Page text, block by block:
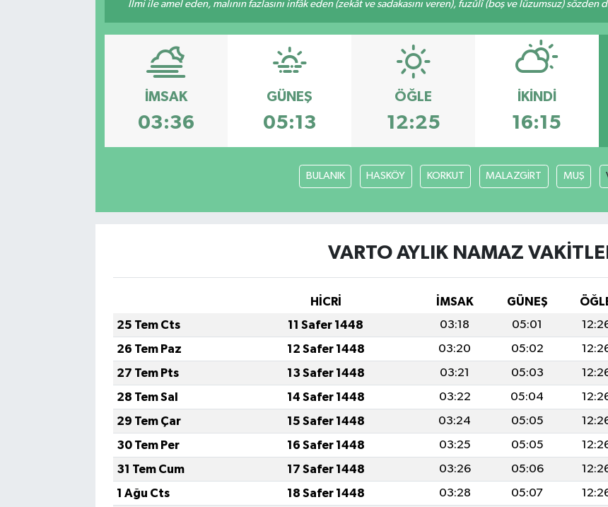
İlmi ile amel eden, malının fazlasını infâk eden (zekât ve sadakasını veren), fuzûlî (boş ve lüzumsuz)
İMSAK
03:36
GÜNEŞ
05:13
ÖĞLE
12:25
İKINDI
16:15
BULANIK HASKÖY KORKUT MALAZGİRT MUŞ
VARTO AYLIK NAMAZ
HİCRİ İMSAK GÜNEŞ
25 Tem Cts
11 Safer 1448 03:18 05:01
26 Tem Paz
12 Safer 1448 03:20 05:02
27 Tem Pts
13 Safer 1448 03:21 05:03
28 Tem Sal
14 Safer 1448 03:22 05:04
29 Tem Çar
15 Safer 1448 03:24 05:05
30 Tem Per
16 Safer 1448 03:25 05:05
31 Tem Cum
17 Safer 1448 03:26 05:06
1 Ağu Cts
18 Safer 1448 03:28 05:07